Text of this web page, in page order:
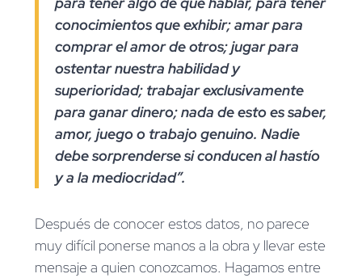
conocimientos que exhibir; amar para
comprar el amor de otros; jugar para
ostentar nuestra habilidad y
superioridad; trabajar exclusivamente
para ganar dinero; nada de esto es saber,
amor, juego o trabajo genuino. Nadie
debe sorprenderse si conducen al hastío
y a la mediocridad”.
Después de conocer estos datos, no parece
muy difícil ponerse manos a la obra y llevar este
mensaje a quien conozcamos. Hagamos entre